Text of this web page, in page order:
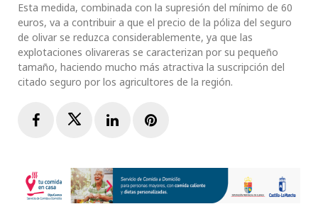
Esta medida, combinada con la supresión del mínimo de 60
euros, va a contribuir a que el precio de la póliza del seguro
de olivar se reduzca considerablemente, ya que las
explotaciones olivareras se caracterizan por su pequeño
tamaño, haciendo mucho más atractiva la suscripción del
citado seguro por los agricultores de la región.
FacebookTwitterLinkedInPinterest